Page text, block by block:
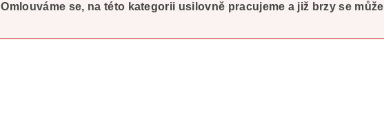
Omlouváme se, na této kategorii usilovně pracujeme a již brzy se